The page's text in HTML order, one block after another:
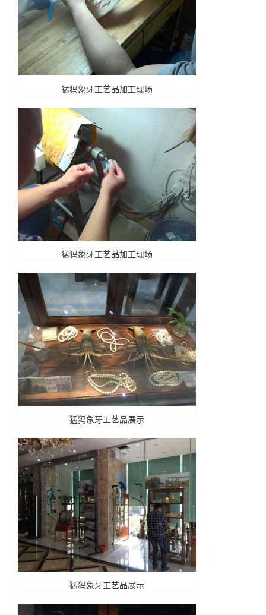
猛犸象牙工艺品加工现场
猛犸象牙工艺品加工现场
猛犸象牙工艺品展示
猛犸象牙工艺品展示